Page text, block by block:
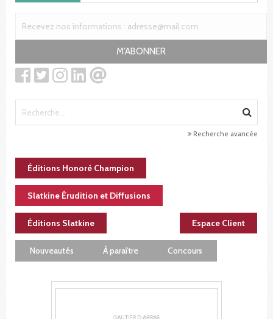
M'ABONNER
Recherche avancée
Éditions Honoré Champion
Slatkine Érudition et Diffusions
Éditions Slatkine Espace Client
Nouveautés À paraître Concours